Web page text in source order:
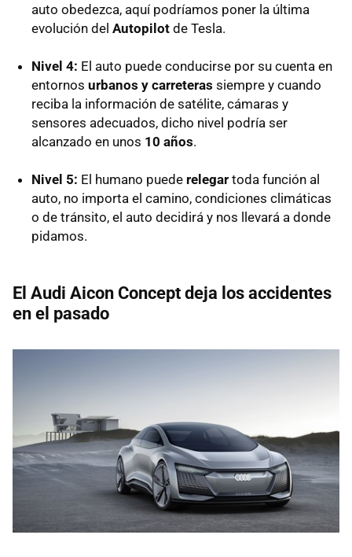
auto obedezca, aquí podríamos poner la última
evolución del Autopilot de Tesla.
Nivel 4: El auto puede conducirse por su cuenta en
entornos urbanos y carreteras siempre y cuando
reciba la información de satélite, cámaras y
sensores adecuados, dicho nivel podría ser
alcanzado en unos 10 años.
Nivel 5: El humano puede relegar toda función al
auto, no importa el camino, condiciones climáticas
o de tránsito, el auto decidirá y nos llevará a donde
pidamos.
El Audi Aicon Concept deja los accidentes
en el pasado